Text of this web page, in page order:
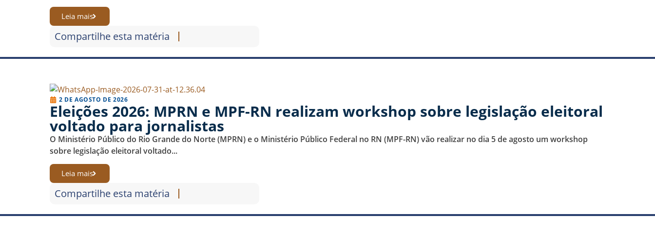
Leia mais
Compartilhe esta matéria
2 DE AGOSTO DE 2026
Eleições 2026: MPRN e MPF-RN realizam workshop sobre legislação eleitoral
voltado para jornalistas
O Ministério Público do Rio Grande do Norte (MPRN) e o Ministério Público Federal no RN (MPF-RN) vão realizar no dia 5 de agosto um workshop
sobre legislação eleitoral voltado...
Leia mais
Compartilhe esta matéria